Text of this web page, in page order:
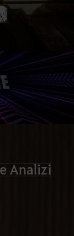
Analizi